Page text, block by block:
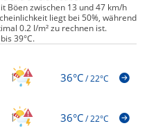
Böen zwischen 13 und 47 km/h
liegt bei 50%, während
0.2 l/m² zu rechnen ist.
39°C.
36°C/22°C
36°C/22°C